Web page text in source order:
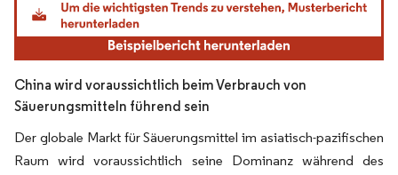
China wird voraussichtlich beim Verbrauch von
Säuerungsmitteln führend sein
Der globale Markt für Säuerungsmittel im asiatisch-pazifischen
Raum wird voraussichtlich seine Dominanz während des